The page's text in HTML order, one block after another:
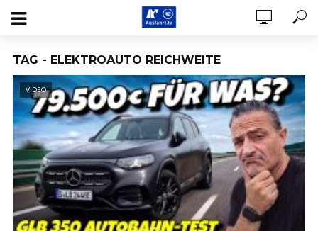
TAG - ELEKTROAUTO REICHWEITE
VIDEO